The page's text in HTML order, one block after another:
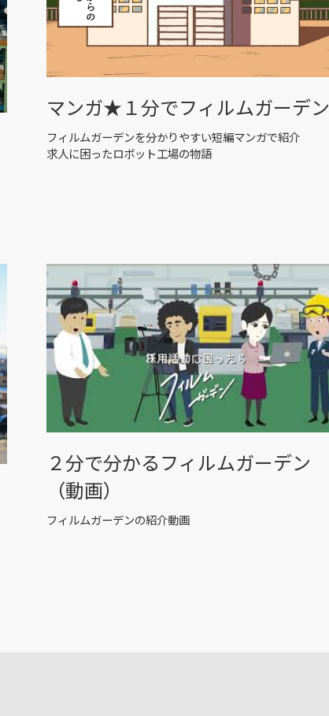
マンガ★１分でフィルムガーデン
フィルムガーデンを分かりやすい短編マンガで紹介
求人に困ったロボット工場の物語
２分で分かるフィルムガーデン
（動画）
フィルムガーデンの紹介動画